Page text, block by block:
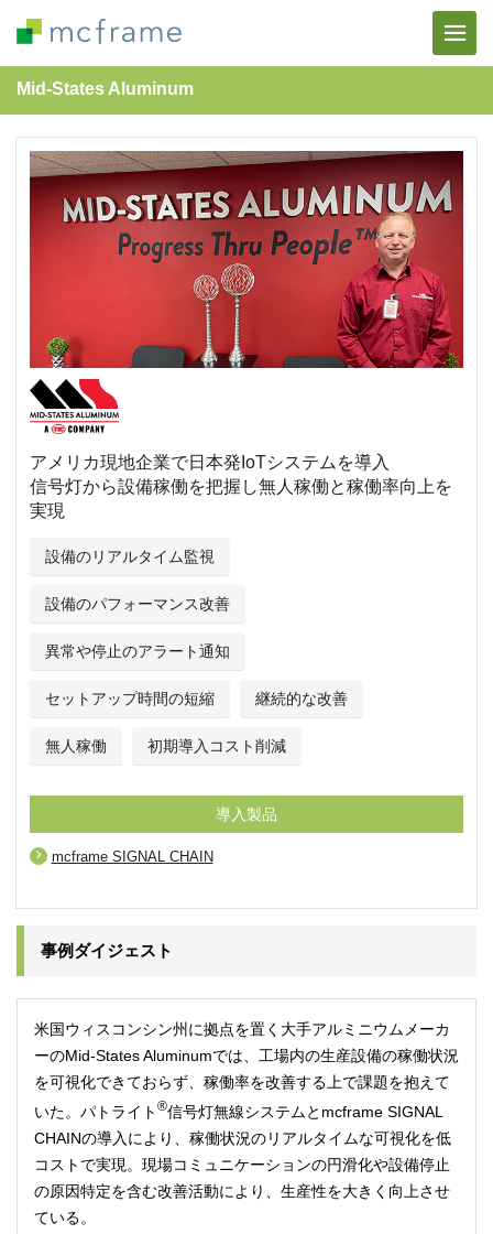
Mid-States Aluminum
アメリカ現地企業で日本発IoTシステムを導入
信号灯から設備稼働を把握し無人稼働と稼働率向上を
実現
設備のリアルタイム監視
設備のパフォーマンス改善
異常や停止のアラート通知
セットアップ時間の短縮 継続的な改善
無人稼働 初期導入コスト削減
導入製品
mcframe SIGNAL CHAIN
事例ダイジェスト
米国ウィスコンシン州に拠点を置く大手アルミニウムメーカ
ーのMid-States Aluminumでは、工場内の生産設備の稼働状況
を可視化できておらず、稼働率を改善する上で課題を抱えて
いた。パトライト ®信号灯無線システムとmcframe SIGNAL
CHAINの導入により、稼働状況のリアルタイムな可視化を低
コストで実現。現場コミュニケーションの円滑化や設備停止
の原因特定を含む改善活動により、生産性を大きく向上させ
ている。